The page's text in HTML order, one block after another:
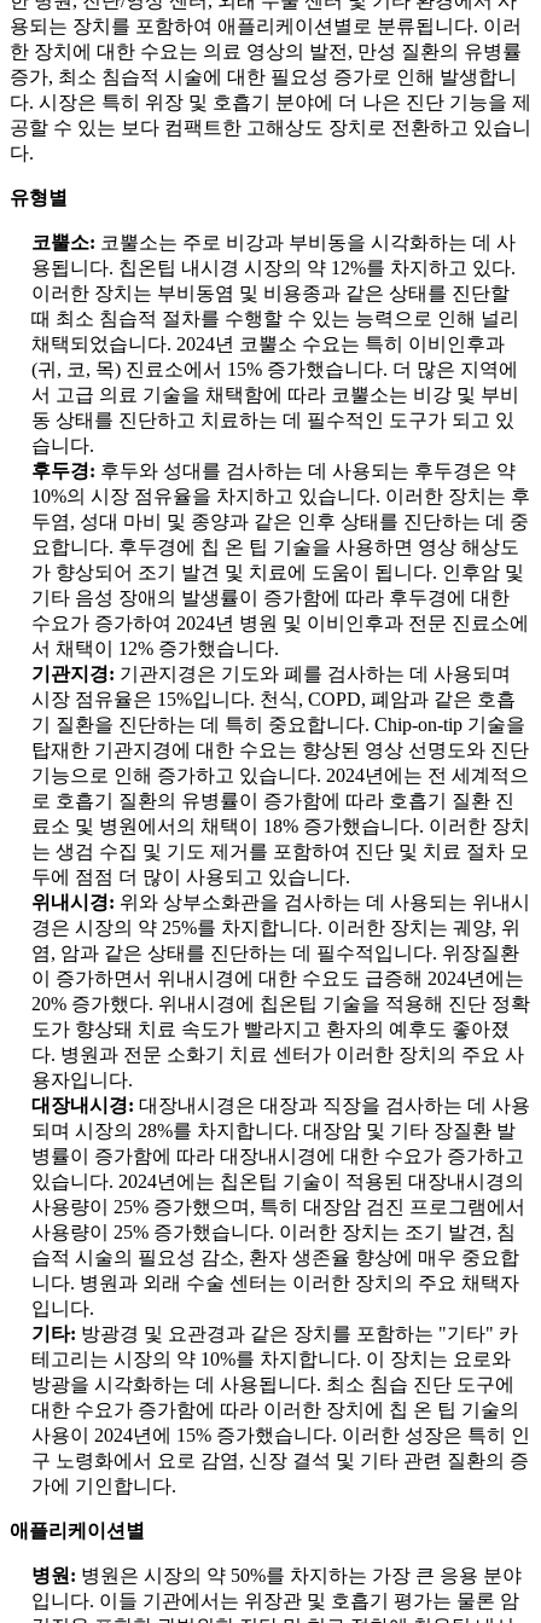
용되는 장치를 포함하여 애플리케이션별로 분류됩니다. 이러
한 장치에 대한 수요는 의료 영상의 발전, 만성 질환의 유병률
증가, 최소 침습적 시술에 대한 필요성 증가로 인해 발생합니
다. 시장은 특히 위장 및 호흡기 분야에 더 나은 진단 기능을 제
공할 수 있는 보다 컴팩트한 고해상도 장치로 전환하고 있습니
다.
유형별
코뿔소: 코뿔소는 주로 비강과 부비동을 시각화하는 데 사
용됩니다. 칩온팁 내시경 시장의 약 12%를 차지하고 있다.
이러한 장치는 부비동염 및 비용종과 같은 상태를 진단할
때 최소 침습적 절차를 수행할 수 있는 능력으로 인해 널리
채택되었습니다. 2024년 코뿔소 수요는 특히 이비인후과
(귀, 코, 목) 진료소에서 15% 증가했습니다. 더 많은 지역에
서 고급 의료 기술을 채택함에 따라 코뿔소는 비강 및 부비
동 상태를 진단하고 치료하는 데 필수적인 도구가 되고 있
습니다.
후두경: 후두와 성대를 검사하는 데 사용되는 후두경은 약
10%의 시장 점유율을 차지하고 있습니다. 이러한 장치는 후
두염, 성대 마비 및 종양과 같은 인후 상태를 진단하는 데 중
요합니다. 후두경에 칩 온 팁 기술을 사용하면 영상 해상도
가 향상되어 조기 발견 및 치료에 도움이 됩니다. 인후암 및
기타 음성 장애의 발생률이 증가함에 따라 후두경에 대한
수요가 증가하여 2024년 병원 및 이비인후과 전문 진료소에
서 채택이 12% 증가했습니다.
기관지경: 기관지경은 기도와 폐를 검사하는 데 사용되며
시장 점유율은 15%입니다. 천식, COPD, 폐암과 같은 호흡
기 질환을 진단하는 데 특히 중요합니다. Chip-on-tip 기술을
탑재한 기관지경에 대한 수요는 향상된 영상 선명도와 진단
기능으로 인해 증가하고 있습니다. 2024년에는 전 세계적으
로 호흡기 질환의 유병률이 증가함에 따라 호흡기 질환 진
료소 및 병원에서의 채택이 18% 증가했습니다. 이러한 장치
는 생검 수집 및 기도 제거를 포함하여 진단 및 치료 절차 모
두에 점점 더 많이 사용되고 있습니다.
위내시경: 위와 상부소화관을 검사하는 데 사용되는 위내시
경은 시장의 약 25%를 차지합니다. 이러한 장치는 궤양, 위
염, 암과 같은 상태를 진단하는 데 필수적입니다. 위장질환
이 증가하면서 위내시경에 대한 수요도 급증해 2024년에는
20% 증가했다. 위내시경에 칩온팁 기술을 적용해 진단 정확
도가 향상돼 치료 속도가 빨라지고 환자의 예후도 좋아졌
다. 병원과 전문 소화기 치료 센터가 이러한 장치의 주요 사
용자입니다.
대장내시경: 대장내시경은 대장과 직장을 검사하는 데 사용
되며 시장의 28%를 차지합니다. 대장암 및 기타 장질환 발
병률이 증가함에 따라 대장내시경에 대한 수요가 증가하고
있습니다. 2024년에는 칩온팁 기술이 적용된 대장내시경의
사용량이 25% 증가했으며, 특히 대장암 검진 프로그램에서
사용량이 25% 증가했습니다. 이러한 장치는 조기 발견, 침
습적 시술의 필요성 감소, 환자 생존율 향상에 매우 중요합
니다. 병원과 외래 수술 센터는 이러한 장치의 주요 채택자
입니다.
기타: 방광경 및 요관경과 같은 장치를 포함하는 "기타" 카
테고리는 시장의 약 10%를 차지합니다. 이 장치는 요로와
방광을 시각화하는 데 사용됩니다. 최소 침습 진단 도구에
대한 수요가 증가함에 따라 이러한 장치에 칩 온 팁 기술의
사용이 2024년에 15% 증가했습니다. 이러한 성장은 특히 인
구 노령화에서 요로 감염, 신장 결석 및 기타 관련 질환의 증
가에 기인합니다.
애플리케이션별
병원: 병원은 시장의 약 50%를 차지하는 가장 큰 응용 분야
입니다. 이들 기관에서는 위장관 및 호흡기 평가는 물론 암